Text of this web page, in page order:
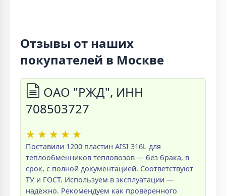
Отзывы от наших
покупателей в Москве
ОАО "РЖД", ИНН
708503727
★ ★ ★ ★ ★
Поставили 1200 пластин AISI 316L для
теплообменников тепловозов — без брака, в
срок, с полной документацией. Соответствуют
ТУ и ГОСТ. Используем в эксплуатации —
надёжно. Рекомендуем как проверенного